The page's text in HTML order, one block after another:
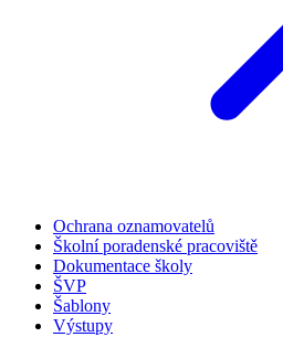
Ochrana oznamovatelů
Školní poradenské pracoviště
Dokumentace školy
ŠVP
Šablony
Výstupy